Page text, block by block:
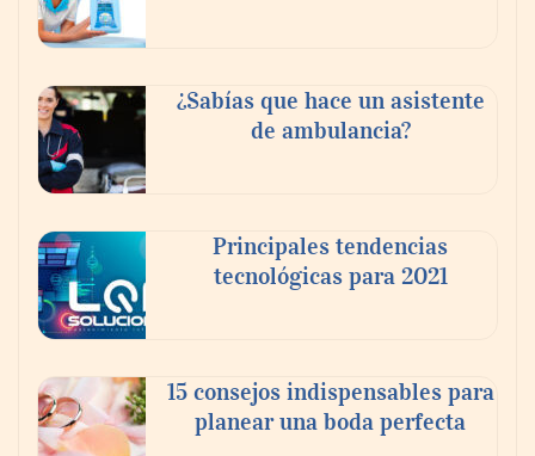
¿Vender tu piso por tu cuenta o con
inmobiliaria? Lo que nadie te cuenta sobre
¿Sabías que hace un asistente
de ambulancia?
Principales tendencias
tecnológicas para 2021
15 consejos indispensables para
planear una boda perfecta